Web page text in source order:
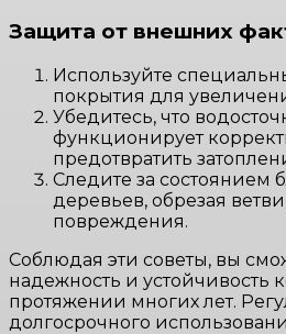
Защита от внешних
Используйте
покрытия для
Убедитесь, что
функционирует
предотвратить
Следите за состоянием
деревьев, обрезая
повреждения.
Соблюдая эти советы, вы
надежность и устойчивость
протяжении многих лет.
долгосрочного